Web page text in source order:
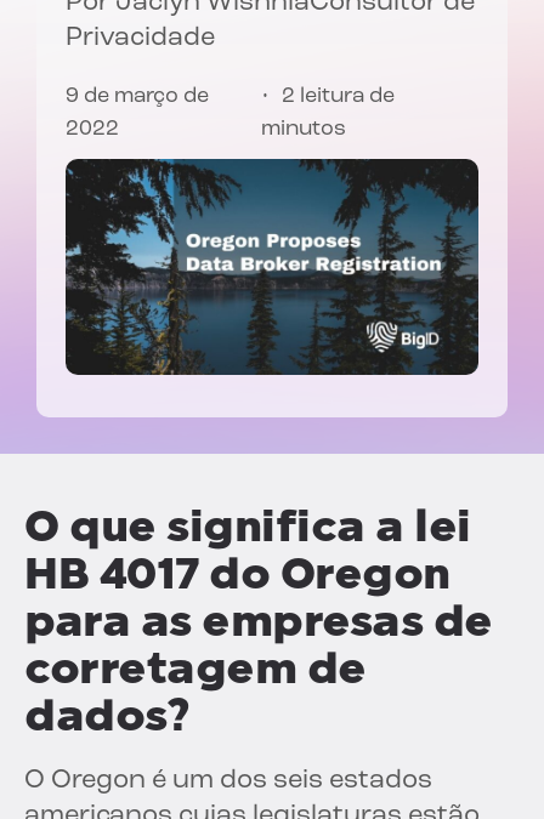
Privacidade
9 de março de
2022
2 leitura de
minutos
O que significa a lei
HB 4017 do Oregon
para as empresas de
corretagem de
dados?
O Oregon é um dos seis estados